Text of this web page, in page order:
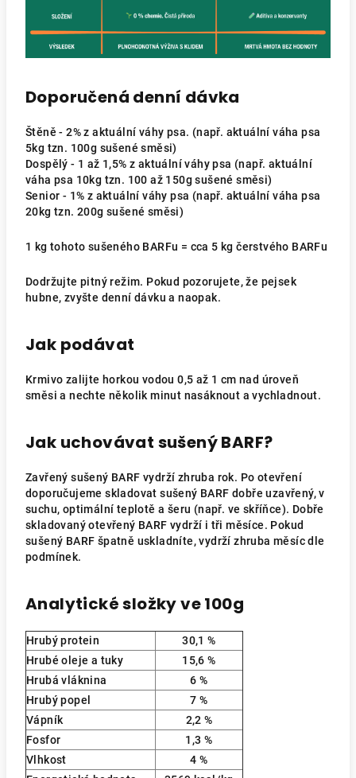
Doporučená denní dávka
Štěně - 2% z aktuální váhy psa. (např. aktuální váha psa
5kg tzn. 100g sušené směsi)
Dospělý - 1 až 1,5% z aktuální váhy psa (např. aktuální
váha psa 10kg tzn. 100 až 150g sušené směsi)
Senior - 1% z aktuální váhy psa (např. aktuální váha psa
20kg tzn. 200g sušené směsi)
1 kg tohoto sušeného BARFu = cca 5 kg čerstvého BARFu
Dodržujte pitný režim. Pokud pozorujete, že pejsek
hubne, zvyšte denní dávku a naopak.
Jak podávat
Krmivo zalijte horkou vodou 0,5 až 1 cm nad úroveň
směsi a nechte několik minut nasáknout a vychladnout.
Jak uchovávat sušený BARF?
Zavřený sušený BARF vydrží zhruba rok. Po otevření
doporučujeme skladovat sušený BARF dobře uzavřený, v
suchu, optimální teplotě a šeru (např. ve skříňce). Dobře
skladovaný otevřený BARF vydrží i tři měsíce. Pokud
sušený BARF špatně uskladníte, vydrží zhruba měsíc dle
podmínek.
Analytické složky ve 100g
Hrubý protein 30,1 %
Hrubé oleje a tuky
15,6 %
Hrubá vláknina
6 %
Hrubý popel
7 %
Vápník
2,2 %
Fosfor
1,3 %
Vlhkost
4 %